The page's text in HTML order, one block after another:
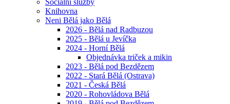
Sociální služby
Knihovna
Neni Bělá jako Bělá
2026 - Bělá nad Radbuzou
2025 - Bělá u Jevíčka
2024 - Horní Bělá
Objednávka triček a mikin
2023 - Bělá pod Bezdězem
2022 - Stará Bělá (Ostrava)
2021 - Česká Bělá
2020 - Rohovládova Bělá